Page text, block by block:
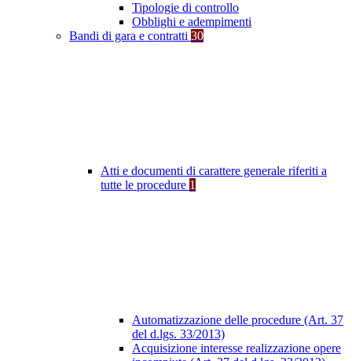
Tipologie di controllo
Obblighi e adempimenti
Bandi di gara e contratti 30
Atti e documenti di carattere generale riferiti a
tutte le procedure 1
Automatizzazione delle procedure (Art. 37
del d.lgs. 33/2013)
Acquisizione interesse realizzazione opere